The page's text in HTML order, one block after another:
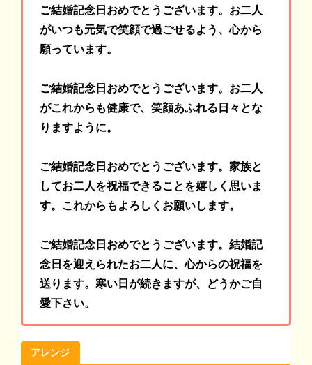
ご結婚記念日おめでとうございます。お二人
がいつも元気で笑顔で過ごせるよう、心から
願っています。
ご結婚記念日おめでとうございます。お二人
がこれからも健康で、笑顔あふれる日々とな
りますように。
ご結婚記念日おめでとうございます。家族と
してお二人を祝福できることを嬉しく思いま
す。これからもよろしくお願いします。
ご結婚記念日おめでとうございます。結婚記
念日を迎えられたお二人に、心からの祝福を
送ります。寒い日が続きますが、どうかご自
愛下さい。
アレンジ